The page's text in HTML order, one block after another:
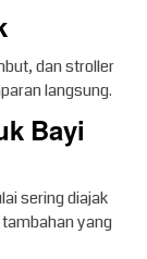
dan stroller
langsung.
Bayi
sering diajak
yang